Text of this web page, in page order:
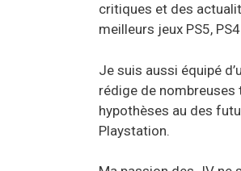
critiques et des
meilleurs jeux PS5,
Je suis aussi équipé
rédige de nombreuses
hypothèses au des
Playstation.